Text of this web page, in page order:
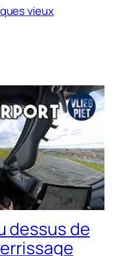
vieux
dessus de